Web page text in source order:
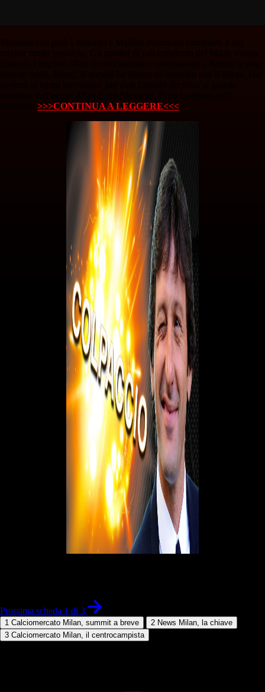
>>>CONTINUA A LEGGERE<<<
Prossima scheda 1 di 3
1 Calciomercato Milan, summit a breve 2 News Milan, la chiave
3 Calciomercato Milan, il centrocampista